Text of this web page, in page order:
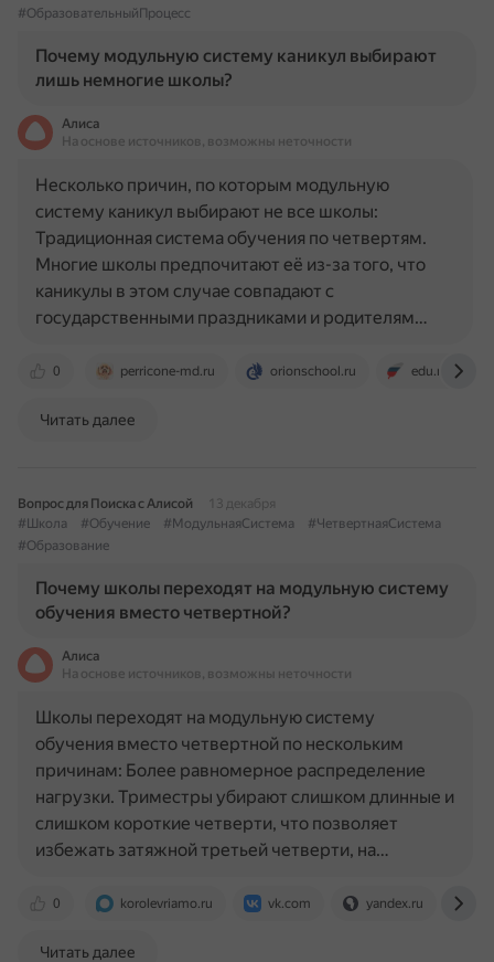
#ОбразовательныйПроцесс
Почему модульную систему каникул выбирают
лишь немногие школы?
Алиса
На основе источников, возможны неточности
0 perricone-md.ru orionschool.ru edu.ru
Несколько причин, по которым модульную
систему каникул выбирают не все школы:
Традиционная система обучения по четвертям.
Многие школы предпочитают её из-за того, что
каникулы в этом случае совпадают с
государственными праздниками и родителям…
Читать далее
Вопрос для Поиска с Алисой
13 декабря
#Школа
#Обучение #МодульнаяСистема
#ЧетвертнаяСистема
#Образование
Почему школы переходят на модульную систему
обучения вместо четвертной?
Алиса
На основе источников, возможны неточности
0 korolevriamo.ru vk.com yandex.ru
Школы переходят на модульную систему
обучения вместо четвертной по нескольким
причинам: Более равномерное распределение
нагрузки. Триместры убирают слишком длинные и
слишком короткие четверти, что позволяет
избежать затяжной третьей четверти, на…
Читать далее